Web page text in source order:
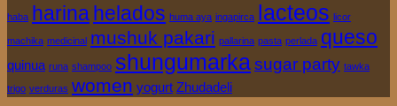
haba harinahelados huma aya ingapirca lacteos licor
machika medicinal mushuk pakari pallarina pasta perlada queso
quinua runa shampoo shungumarkasugar party tawka
trigo verduras women yogurt Zhudadeli